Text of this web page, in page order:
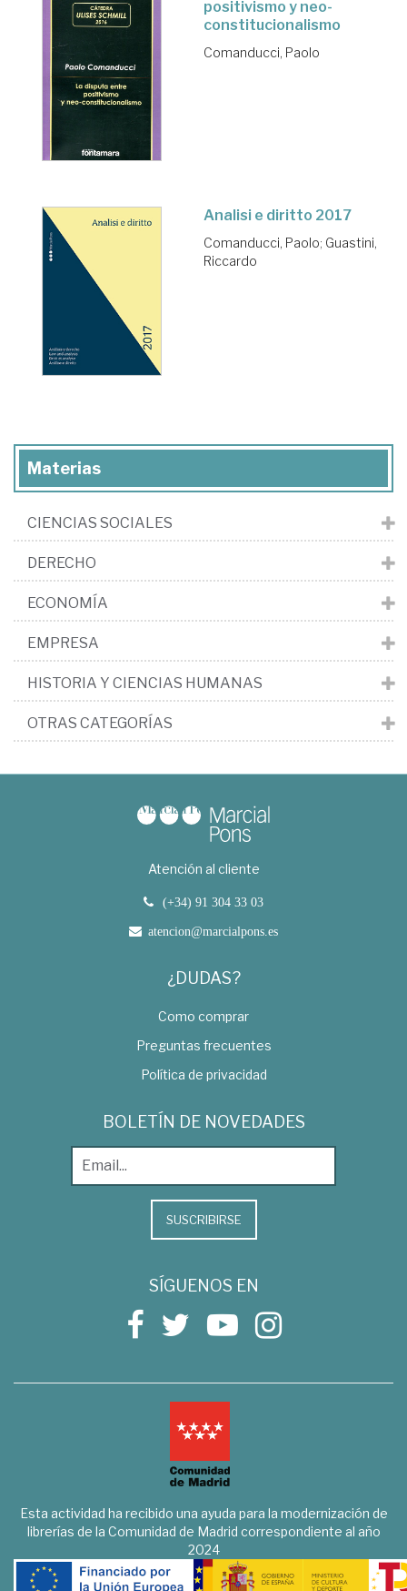
positivismo y neo-
constitucionalismo
Comanducci, Paolo
Analisi e diritto 2017
Comanducci, Paolo; Guastini,
Riccardo
Materias
CIENCIAS SOCIALES
DERECHO
ECONOMÍA
EMPRESA
HISTORIA Y CIENCIAS HUMANAS
OTRAS CATEGORÍAS
Atención al cliente
(+34) 91 304 33 03
atencion@marcialpons.es
¿DUDAS?
Como comprar
Preguntas frecuentes
Política de privacidad
BOLETÍN DE NOVEDADES
SUSCRIBIRSE
SÍGUENOS EN
Esta actividad ha recibido una ayuda para la modernización de
librerías de la Comunidad de Madrid correspondiente al año
2024